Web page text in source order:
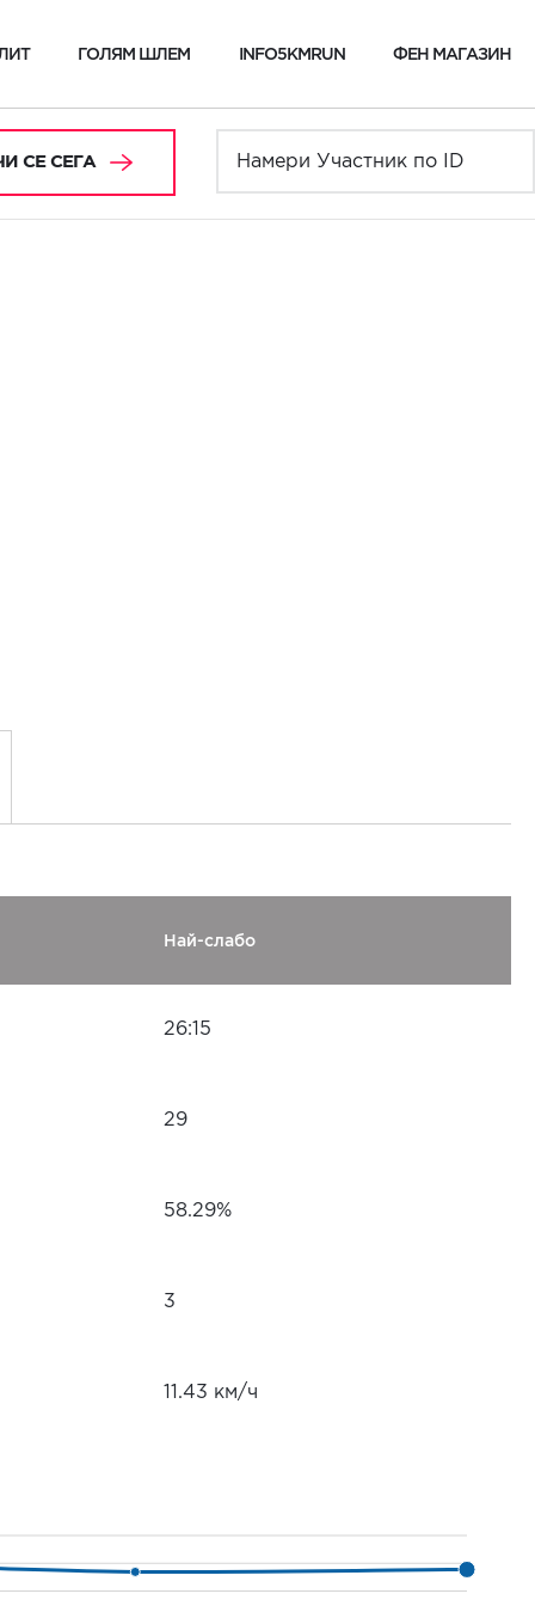
ГОЛЯМ ШЛЕМ INFO5KMRUN ФЕН МАГАЗИН
СЕ СЕГА
Най-слабо
26:15
29
58.29%
3
11.43 км/ч